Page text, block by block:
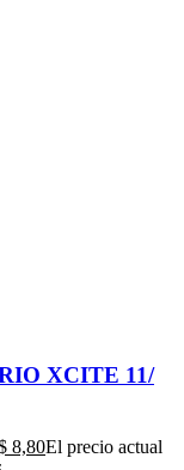
XCITE 11/
8,80El precio actual